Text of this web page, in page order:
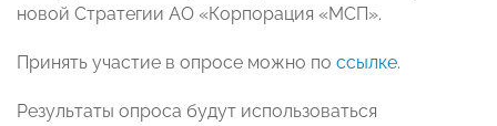
новой Стратегии АО «Корпорация «МСП».
Принять участие в опросе можно по ссылке.
Результаты опроса будут использоваться